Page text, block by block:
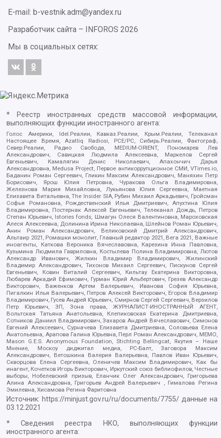
E-mail: b-vestnik.adm@yandex.ru
Разработчик сайта – INFOROS 2026
Мы в социальных сетях:
* Реестр иностранных средств массовой информации,
выполняющих функции иностранного агента:
Голос Америки, Idel.Реалии, Кавказ.Реалии, Крым.Реалии, Телеканал
Настоящее Время, Azatliq Radiosi, PCE/PC, Сибирь.Реалии, Фактограф,
Север.Реалии, Радио Свобода, MEDIUM-ORIENT, Пономарев Лев
Александрович, Савицкая Людмила Алексеевна, Маркелов Сергей
Евгеньевич, Камалягин Денис Николаевич, Апахончич Дарья
Александровна, Medusa Project, Первое антикоррупционное СМИ, VTimes.io,
Баданин Роман Сергеевич, Гликин Максим Александрович, Маняхин Петр
Борисович, Ярош Юлия Петровна, Чуракова Ольга Владимировна,
Железнова Мария Михайловна, Лукьянова Юлия Сергеевна, Маетная
Елизавета Витальевна, The Insider SIA, Рубин Михаил Аркадьевич, Гройсман
Софья Романовна, Рождественский Илья Дмитриевич, Апухтина Юлия
Владимировна, Постернак Алексей Евгеньевич, Телеканал Дождь, Петров
Степан Юрьевич, Istories fonds, Шмагун Олеся Валентиновна, Мароховская
Алеся Алексеевна, Долинина Ирина Николаевна, Шлейнов Роман Юрьевич,
Анин Роман Александрович, Великовский Дмитрий Александрович,
Альтаир 2021, Ромашки монолит, Главный редактор 2021, Вега 2021, Важные
иноагенты, Каткова Вероника Вячеславовна, Карезина Инна Павловна,
Кузьмина Людмила Гавриловна, Костылева Полина Владимировна, Лютов
Александр Иванович, Жилкин Владимир Владимирович, Жилинский
Владимир Александрович, Тихонов Михаил Сергеевич, Пискунов Сергей
Евгеньевич, Ковин Виталий Сергеевич, Кильтау Екатерина Викторовна,
Любарев Аркадий Ефимович, Гурман Юрий Альбертович, Грезев Александр
Викторович, Важенков Артем Валерьевич, Иванова София Юрьевна,
Пигалкин Илья Валерьевич, Петров Алексей Викторович, Егоров Владимир
Владимирович, Гусев Андрей Юрьевич, Смирнов Сергей Сергеевич, Верзилов
Петр Юрьевич, ЗП, Зона права, ЖУРНАЛИСТ-ИНОСТРАННЫЙ АГЕНТ,
Вольтская Татьяна Анатольевна, Клепиковская Екатерина Дмитриевна,
Сотников Даниил Владимирович, Захаров Андрей Вячеславович, Симонов
Евгений Алексеевич, Сурначева Елизавета Дмитриевна, Соловьева Елена
Анатольевна, Арапова Галина Юрьевна, Перл Роман Александрович, МЕМО,
Mason G.E.S. Anonymous Foundation, Stichting Bellingcat, Якутия – Наше
Мнение, Москоу диджитал медиа, РС-Балт, Заговора Максим
Александрович, Ветошкина Валерия Валерьевна, Павлов Иван Юрьевич,
Скворцова Елена Сергеевна, Оленичев Максим Владимирович, Как бы
инагент, Кочетков Игорь Викторович, Иркутский союз библиофилов, Честные
выборы, Нобелевский призыв, Еланчик Олег Александрович, Григорьева
Алина Александровна, Григорьев Андрей Валерьевич , Гималова Регина
Эмилевна, Хисамова Регина Фаритовна
Источник: https://minjust.gov.ru/ru/documents/7755/ данные на
03.12.2021
* Сведения реестра НКО, выполняющих функции
иностранного агента: